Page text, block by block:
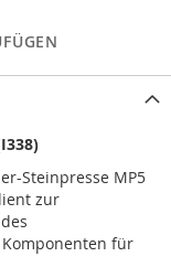
Steinpresse MP5
zur
für